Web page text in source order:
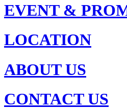
EVENT &
LOCATION
ABOUT US
CONTACT US